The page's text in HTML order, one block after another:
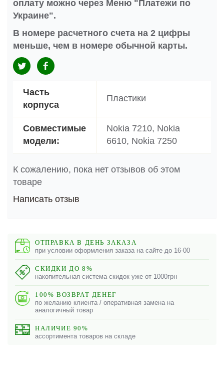
оплату можно через Меню "Платежи по
Украине".
В номере расчетного счета на 2 цифры
меньше, чем в номере обычной карты.
Часть
корпуса
Пластики
Совместимые
модели:
Nokia 7210, Nokia
6610, Nokia 7250
К сожалению, пока нет отзывов об этом
товаре
Написать отзыв
ОТПРАВКА В ДЕНЬ ЗАКАЗА
при условии оформления заказа на сайте до 16-00
СКИДКИ ДО 8%
накопительная система скидок уже от 1000грн
100% ВОЗВРАТ ДЕНЕГ
по желанию клиента / оперативная замена на
аналогичный товар
НАЛИЧИЕ 90%
ассортимента товаров на складе